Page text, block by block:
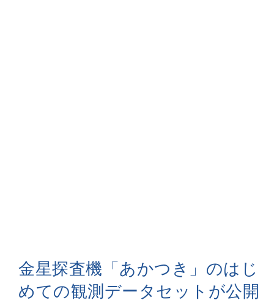
金星探査機「あかつき」のはじ
めての観測データセットが公開